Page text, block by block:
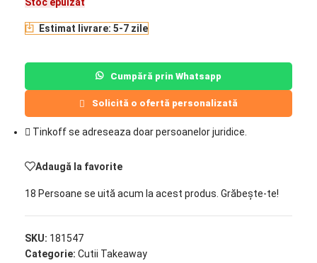
Stoc epuizat
Estimat livrare: 5-7 zile
Cumpără prin Whatsapp
Solicită o ofertă personalizată
Tinkoff se adreseaza doar persoanelor juridice.
Adaugă la favorite
18 Persoane se uită acum la acest produs. Grăbește-te!
SKU: 181547
Categorie: Cutii Takeaway